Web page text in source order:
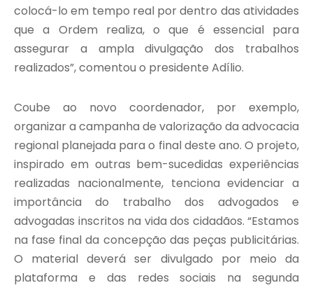
colocá-lo em tempo real por dentro das atividades
que a Ordem realiza, o que é essencial para
assegurar a ampla divulgação dos trabalhos
realizados”, comentou o presidente Adílio.
Coube ao novo coordenador, por exemplo,
organizar a campanha de valorização da advocacia
regional planejada para o final deste ano. O projeto,
inspirado em outras bem-sucedidas experiências
realizadas nacionalmente, tenciona evidenciar a
importância do trabalho dos advogados e
advogadas inscritos na vida dos cidadãos. “Estamos
na fase final da concepção das peças publicitárias.
O material deverá ser divulgado por meio da
plataforma e das redes sociais na segunda